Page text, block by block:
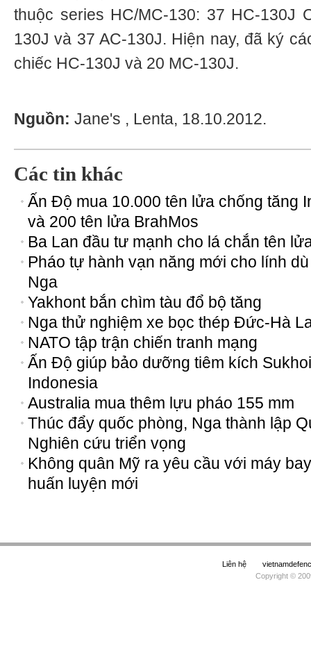
thuộc series HC/MC-130: 37 HC-130J
130J và 37 AC-130J. Hiện nay, đã ký
chiếc HC-130J và 20 MC-130J.
Nguồn: Jane's , Lenta, 18.10.2012.
Các tin khác
Ấn Độ mua 10.000 tên lửa chống tăng
và 200 tên lửa BrahMos
Ba Lan đầu tư mạnh cho lá chắn tên
Pháo tự hành vạn năng mới cho lính dù
Nga
Yakhont bắn chìm tàu đổ bộ tăng
Nga thử nghiệm xe bọc thép Đức-Hà
NATO tập trận chiến tranh mạng
Ấn Độ giúp bảo dưỡng tiêm kích
Indonesia
Australia mua thêm lựu pháo 155 mm
Thúc đẩy quốc phòng, Nga thành lập
Nghiên cứu triển vọng
Không quân Mỹ ra yêu cầu với máy bay
huấn luyện mới
Liên hệ
Copyright ©